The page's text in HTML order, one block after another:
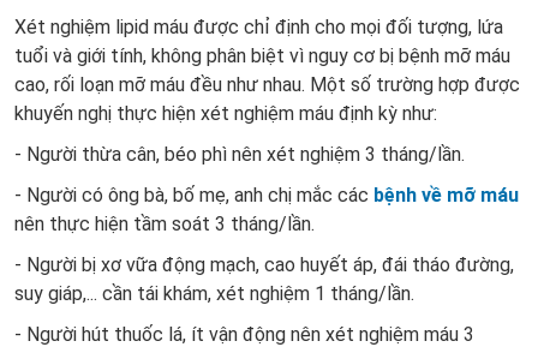
Xét nghiệm lipid máu được chỉ định cho mọi đối tượng, lứa
tuổi và giới tính, không phân biệt vì nguy cơ bị bệnh mỡ máu
cao, rối loạn mỡ máu đều như nhau. Một số trường hợp được
khuyến nghị thực hiện xét nghiệm máu định kỳ như:
- Người thừa cân, béo phì nên xét nghiệm 3 tháng/lần.
- Người có ông bà, bố mẹ, anh chị mắc các bệnh về mỡ máu
nên thực hiện tầm soát 3 tháng/lần.
- Người bị xơ vữa động mạch, cao huyết áp, đái tháo đường,
suy giáp,... cần tái khám, xét nghiệm 1 tháng/lần.
- Người hút thuốc lá, ít vận động nên xét nghiệm máu 3